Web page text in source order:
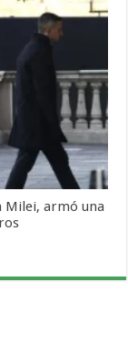
Milei, armó una